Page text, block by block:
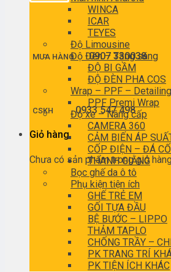
MUA HÀNG0907 330038
CSKH0933 547 498
Giỏ hàng
Chưa có sản phẩm trong giỏ
WINCA
ICAR
TEYES
Độ Limousine
Độ Đèn – Tăng sáng
ĐỘ BI GẦM
ĐỘ ĐÈN PHA COS
Wrap – PPF – Detailing
PPF Premi Wrap
Độ xe – Nâng cấp
CAMERA 360
CẢM BIẾN ÁP
CỐP ĐIỆN – ĐÁ
THANH GIẰNG
Bọc ghế da ô tô
Phụ kiện tiện ích
GHẾ TRẺ EM
GỐI TỰA ĐẦU
BỆ BƯỚC – LIPPO
THẢM TAPLO
CHỐNG TRẦY –
PK TRANG TRÍ
PK TIỆN ÍCH KHÁC